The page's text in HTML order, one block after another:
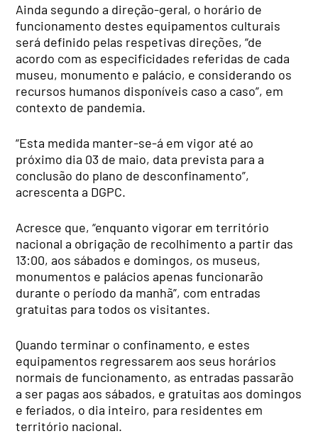
Ainda segundo a direção-geral, o horário de
funcionamento destes equipamentos culturais
será definido pelas respetivas direções, “de
acordo com as especificidades referidas de cada
museu, monumento e palácio, e considerando os
recursos humanos disponíveis caso a caso”, em
contexto de pandemia.
“Esta medida manter-se-á em vigor até ao
próximo dia 03 de maio, data prevista para a
conclusão do plano de desconfinamento”,
acrescenta a DGPC.
Acresce que, “enquanto vigorar em território
nacional a obrigação de recolhimento a partir das
13:00, aos sábados e domingos, os museus,
monumentos e palácios apenas funcionarão
durante o período da manhã”, com entradas
gratuitas para todos os visitantes.
Quando terminar o confinamento, e estes
equipamentos regressarem aos seus horários
normais de funcionamento, as entradas passarão
a ser pagas aos sábados, e gratuitas aos domingos
e feriados, o dia inteiro, para residentes em
território nacional.